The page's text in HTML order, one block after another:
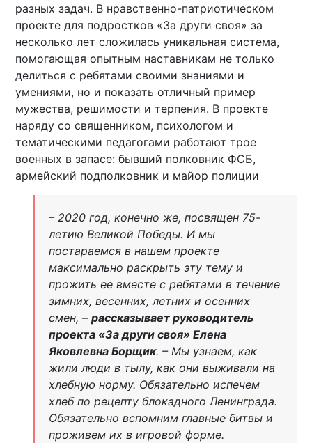
разных задач. В нравственно-патриотическом
проекте для подростков «За други своя» за
несколько лет сложилась уникальная система,
помогающая опытным наставникам не только
делиться с ребятами своими знаниями и
умениями, но и показать отличный пример
мужества, решимости и терпения. В проекте
наряду со священником, психологом и
тематическими педагогами работают трое
военных в запасе: бывший полковник ФСБ,
армейский подполковник и майор полиции
– 2020 год, конечно же, посвящен 75-
летию Великой Победы. И мы
постараемся в нашем проекте
максимально раскрыть эту тему и
прожить ее вместе с ребятами в течение
зимних, весенних, летних и осенних
смен, – рассказывает руководитель
проекта «За други своя» Елена
Яковлевна Борщик. – Мы узнаем, как
жили люди в тылу, как они выживали на
хлебную норму. Обязательно испечем
хлеб по рецепту блокадного Ленинграда.
Обязательно вспомним главные битвы и
проживем их в игровой форме.